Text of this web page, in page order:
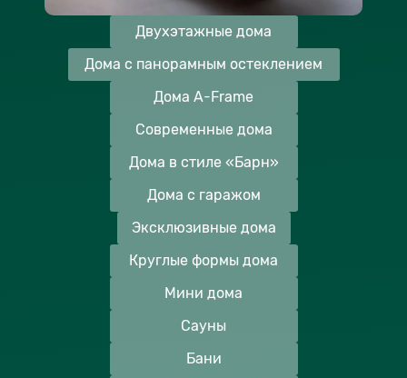
Двухэтажные дома
Дома с панорамным остеклением
Дома A-Frame
Современные дома
Дома в стиле «Барн»
Дома с гаражом
Эксклюзивные дома
Круглые формы дома
Мини дома
Сауны
Бани